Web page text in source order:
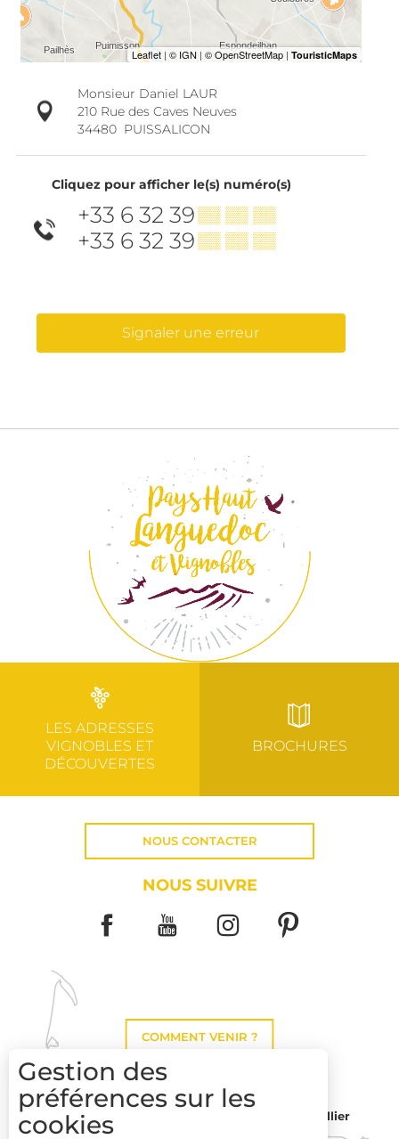
Monsieur Daniel LAUR
210 Rue des Caves Neuves
34480 PUISSALICON
Cliquez pour afficher le(s) numéro(s)
+33 6 32 39▒▒ ▒▒ ▒▒
+33 6 32 39▒▒ ▒▒ ▒▒
Signaler une erreur
LES ADRESSES
VIGNOBLES ET
DÉCOUVERTES
BROCHURES
NOUS CONTACTER
NOUS SUIVRE
COMMENT VENIR ?
Montpellier
Gestion des
préférences sur les
cookies